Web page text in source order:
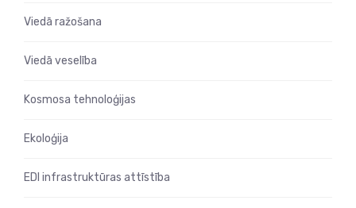
Viedā ražošana
Viedā veselība
Kosmosa tehnoloģijas
Ekoloģija
EDI infrastruktūras attīstība